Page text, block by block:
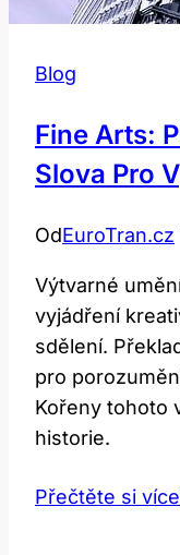
Blog
Fine Arts:
Slova Pro
OdEuroTran.cz
Výtvarné
vyjádření
sdělení.
pro
Kořeny tohoto
historie.
Přečtěte si více